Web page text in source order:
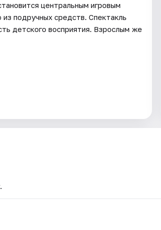
центральным игровым
подручных средств. Спектакль
детского восприятия. Взрослым же